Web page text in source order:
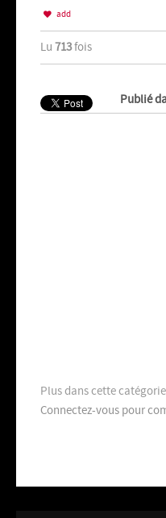
add
Lu713fois
Publié
Plus dans cette
Connectez-vous pour